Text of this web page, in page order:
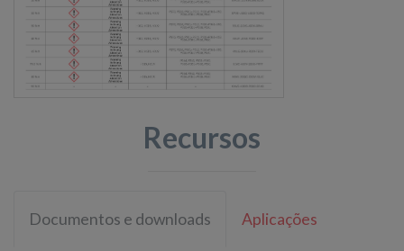
Recursos
Documentos e downloads Aplicações